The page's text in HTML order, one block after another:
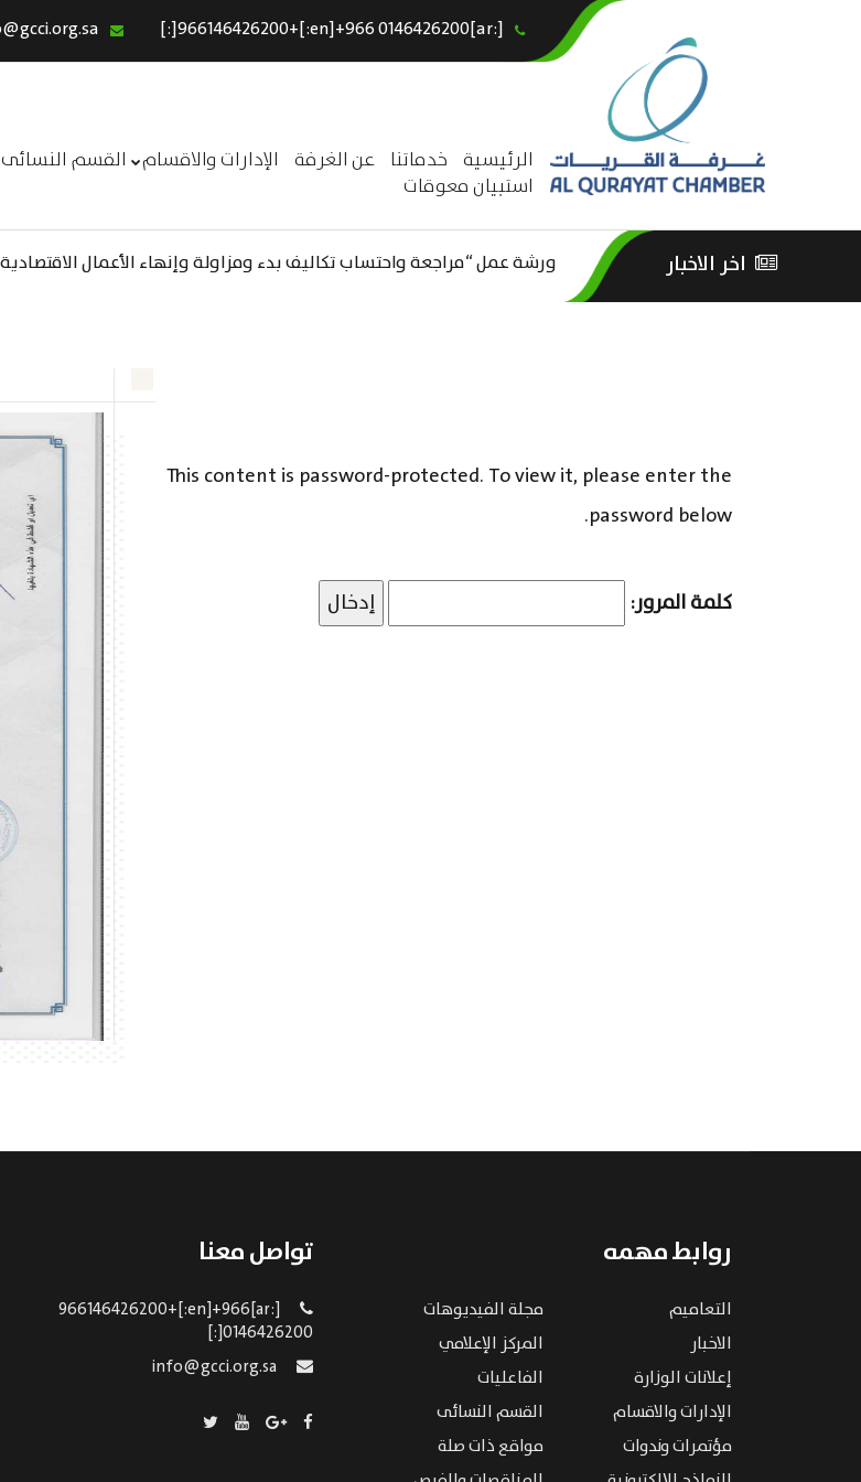
[:ar]966146426200+[:en]+966 0146426200[:]
الرئيسية خدماتنا عن الغرفة الإدارات والاقسام القسم النسائى
استبيان معوقات
الرئيسية
عن الغرفة
القسم النسائى
التقديم الالكترونى
اخر الاخبار ورشة عمل : العمـــــل الحـــــر
This content is password-protected. To view it, please enter the
password below.
كلمة المرور:
روابط مهمه
التعاميم
مجلة الفيديوهات
الاخبار
المركز الإعلامي
إعلانات الوزارة
الفاعليات
الإدارات والاقسام
القسم النسائى
مؤتمرات وندوات
مواقع ذات صلة
تواصل معنا
[:ar]966146426200+[:en]+966
0146426200[:]